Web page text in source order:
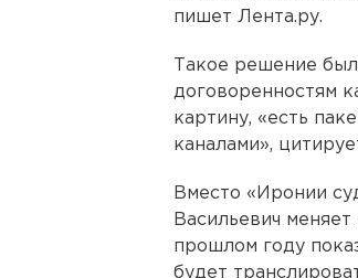
пишет Лента.ру.
Такое решение
договоренностям
картину, «есть
каналами»,
Вместо «Иронии
Васильевич
прошлом году
будет